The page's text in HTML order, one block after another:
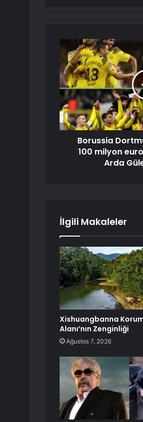
Borussia
100 milyon
Arda
İlgili Makaleler
Xishuangbanna
Alanı’nın Zenginliği
Ağustos 7, 2026